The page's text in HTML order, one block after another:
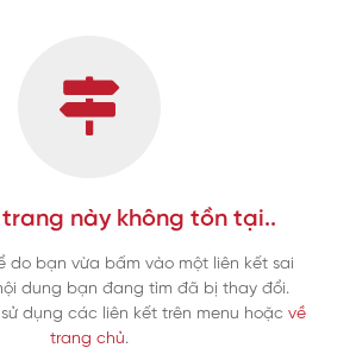
này không tồn tại..
do bạn vừa bấm vào một liên kết sai
dung bạn đang tìm đã bị thay đổi.
dụng các liên kết trên menu hoặc về
trang chủ.